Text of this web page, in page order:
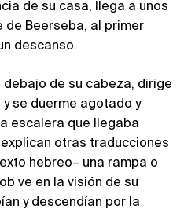
de su casa, llega a unos
de Beerseba, al primer
descanso.
de su cabeza, dirige
se duerme agotado y
escalera que llegaba
otras traducciones
hebreo– una rampa o
ve en la visión de su
y descendían por la